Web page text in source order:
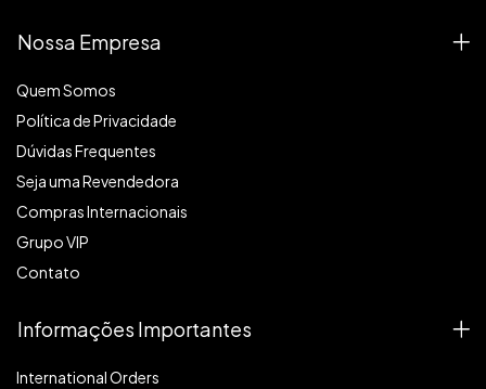
Nossa Empresa
Quem Somos
Política de Privacidade
Dúvidas Frequentes
Seja uma Revendedora
Compras Internacionais
Grupo VIP
Contato
Informações Importantes
International Orders